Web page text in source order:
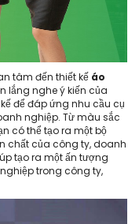
tâm đến thiết kế áo
lắng nghe ý kiến của
để đáp ứng nhu cầu cụ
nghiệp. Từ màu sắc
có thể tạo ra một bộ
chất của công ty, doanh
tạo ra một ấn tượng
trong công ty,